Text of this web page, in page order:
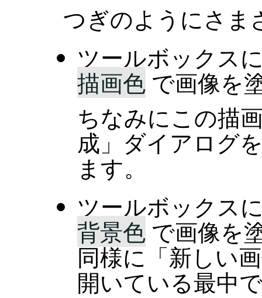
つぎのようにさま
ツールボックス
描画色で画像を
ちなみにこの描
成 」 ダイアログ
ます。
ツールボックス
背景色で画像を
同様に 「新しい
開いている最中